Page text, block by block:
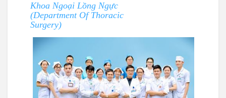
Khoa Ngoại Lồng Ngực
(Department Of Thoracic
Surgery)